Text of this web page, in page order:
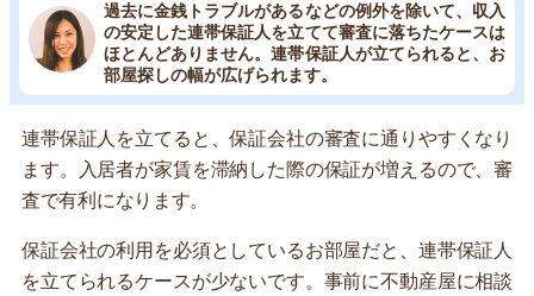
過去に金銭トラブルがあるなどの例外を除いて、収入
の安定した連帯保証人を立てて審査に落ちたケースは
ほとんどありません。連帯保証人が立てられると、お
部屋探しの幅が広げられます。
連帯保証人を立てると、保証会社の審査に通りやすくなり
ます。入居者が家賃を滞納した際の保証が増えるので、審
査で有利になります。
保証会社の利用を必須としているお部屋だと、連帯保証人
を立てられるケースが少ないです。事前に不動産屋に相談